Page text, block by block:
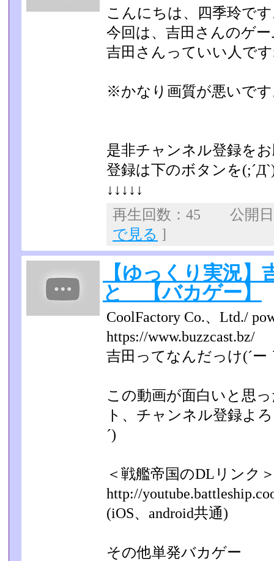
こんにちは、四季玲で
今回は、吉田さんのゲ
吉田さんっていい人で
※かなり画質が悪いで
是非チャンネル登録を
登録は下のボタンを
↓↓↓↓↓
再生回数：45 公開
で見る ]
【ゆっくり実況
と 【バカゲー】
CoolFactory Co.、Ltd./
https://www.buzzcast.bz/
吉田ってなんだっけ(´ー
この動画が面白いと思
ト、チャンネル登録よ
´)
＜戦艦帝国のDLリンク
http://
(iOS、android共通)
その他単発バカゲー